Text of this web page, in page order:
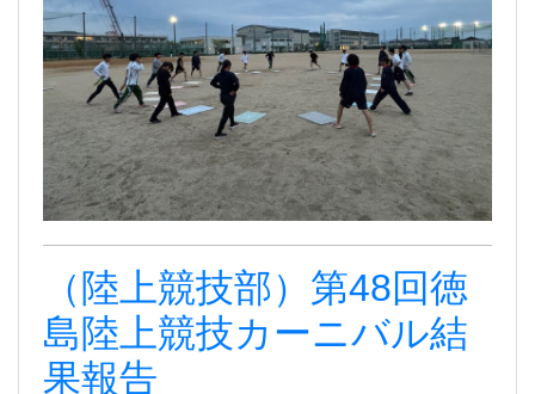
（陸上競技部）第48回徳
島陸上競技カーニバル結
果報告